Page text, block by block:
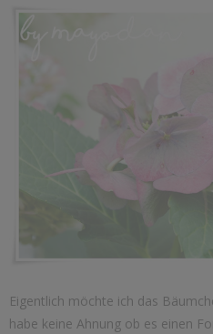
Eigentlich möchte ich das
habe keine Ahnung ob es einen